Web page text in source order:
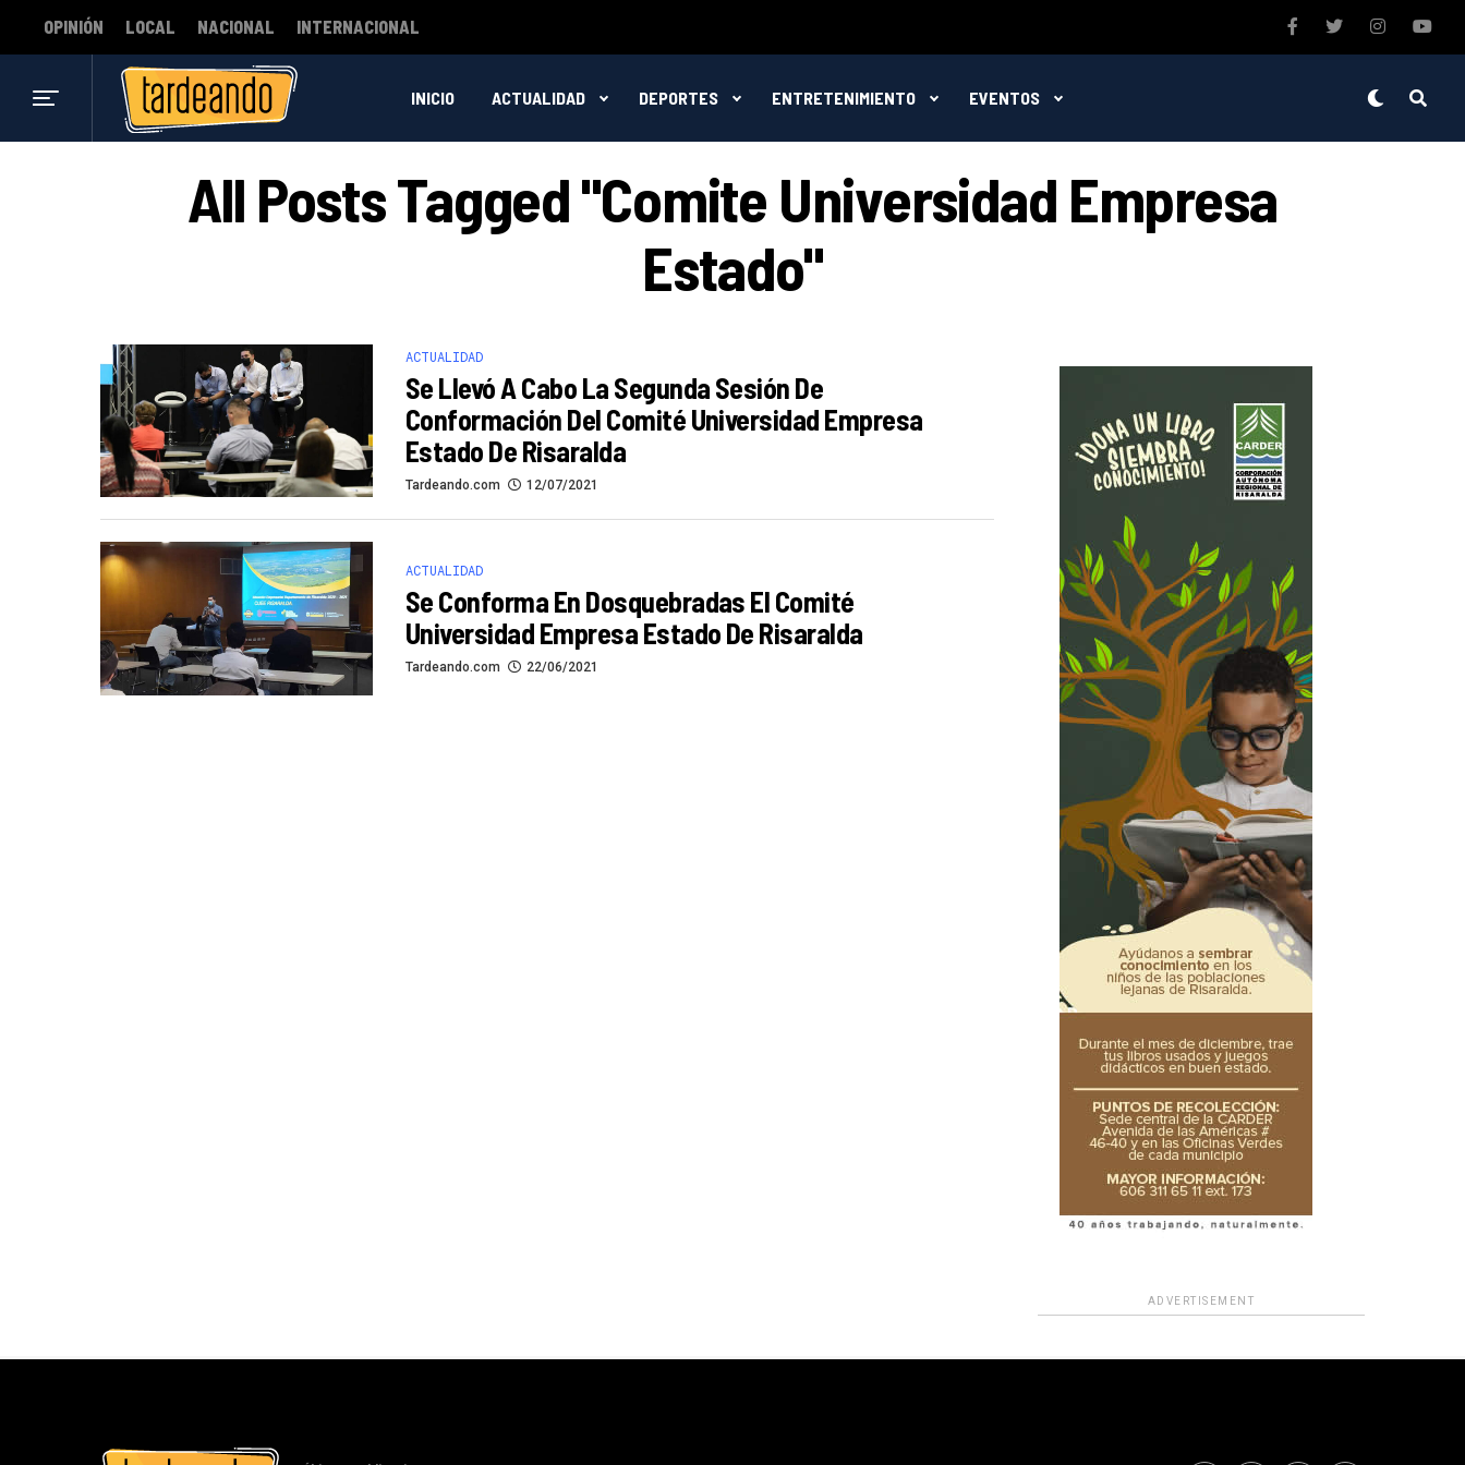
OPINIÓN LOCAL NACIONAL INTERNACIONAL
INICIO ACTUALIDAD DEPORTES ENTRETENIMIENTO EVENTOS
All Posts Tagged "comite Universidad Empresa
Estado"
ACTUALIDAD
Se Llevó A Cabo La Segunda Sesión De
Conformación Del Comité Universidad Empresa
Estado De Risaralda
Tardeando.com 12/07/2021
ACTUALIDAD
Se Conforma En Dosquebradas El Comité
Universidad Empresa Estado De Risaralda
Tardeando.com 22/06/2021
ADVERTISEMENT